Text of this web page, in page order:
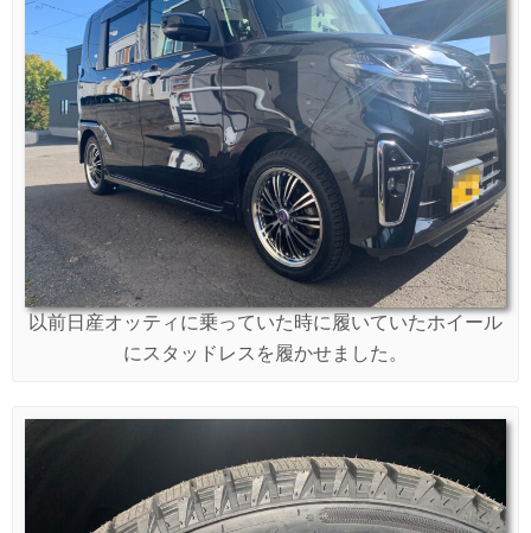
以前日産オッティに乗っていた時に履いていたホイール
にスタッドレスを履かせました。